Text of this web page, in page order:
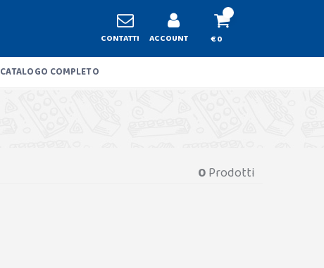
CONTATTI ACCOUNT € 0
CATALOGO COMPLETO
0Prodotti